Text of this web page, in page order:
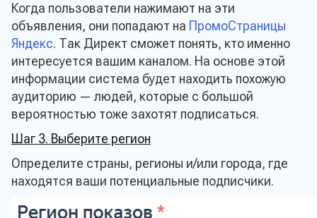
Когда пользователи нажимают на эти
объявления, они попадают на ПромоСтраницы
Яндекс. Так Директ сможет понять, кто именно
интересуется вашим каналом. На основе этой
информации система будет находить похожую
аудиторию — людей, которые с большой
вероятностью тоже захотят подписаться.
Шаг 3. Выберите регион
Определите страны, регионы и/или города, где
находятся ваши потенциальные подписчики.